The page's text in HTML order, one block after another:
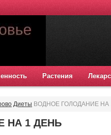
Растения
Диеты ВОДНОЕ ГОЛОДАНИЕ НА
НА 1 ДЕНЬ